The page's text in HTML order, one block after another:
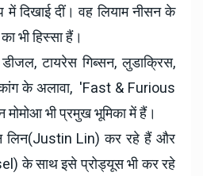
दिखाई दीं। वह लियाम नीसन के
भी हिस्सा हैं।
टायरेस गिब्सन, लुडाक्रिस,
के अलावा, 'Fast & Furious
भी प्रमुख भूमिका में हैं।
लिन(Justin Lin) कर रहे हैं और
के साथ इसे प्रोड्यूस भी कर रहे